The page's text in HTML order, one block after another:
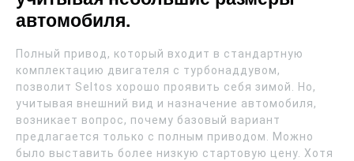
автомобиля.
Полный привод, который входит в стандартную
комплектацию двигателя с турбонаддувом,
позволит Seltos хорошо проявить себя зимой. Но,
учитывая внешний вид и назначение автомобиля,
возникает вопрос, почему базовый вариант
предлагается только с полным приводом. Можно
было выставить более низкую стартовую цену. Хотя